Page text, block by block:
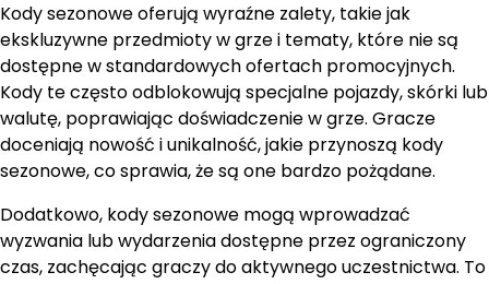
Kody sezonowe oferują wyraźne zalety, takie jak
ekskluzywne przedmioty w grze i tematy, które nie są
dostępne w standardowych ofertach promocyjnych.
Kody te często odblokowują specjalne pojazdy, skórki lub
walutę, poprawiając doświadczenie w grze. Gracze
doceniają nowość i unikalność, jakie przynoszą kody
sezonowe, co sprawia, że są one bardzo pożądane.
Dodatkowo, kody sezonowe mogą wprowadzać
wyzwania lub wydarzenia dostępne przez ograniczony
czas, zachęcając graczy do aktywnego uczestnictwa. To